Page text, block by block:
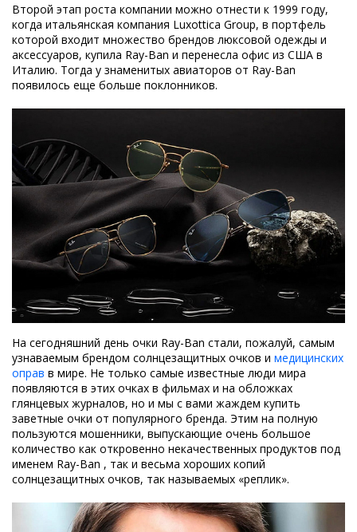
Второй этап роста компании можно отнести к 1999 году,
когда итальянская компания Luxottica Group, в портфель
которой входит множество брендов люксовой одежды и
аксессуаров, купила Ray-Ban и перенесла офис из США в
Италию. Тогда у знаменитых авиаторов от Ray-Ban
появилось еще больше поклонников.
На сегодняшний день очки Ray-Ban стали, пожалуй, самым
узнаваемым брендом солнцезащитных очков и медицинских
оправ в мире. Не только самые известные люди мира
появляются в этих очках в фильмах и на обложках
глянцевых журналов, но и мы с вами жаждем купить
заветные очки от популярного бренда. Этим на полную
пользуются мошенники, выпускающие очень большое
количество как откровенно некачественных продуктов под
именем Ray-Ban , так и весьма хороших копий
солнцезащитных очков, так называемых «реплик».